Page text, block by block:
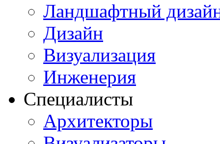
Ландшафтный
Дизайн
Визуализация
Инженерия
Специалисты
Архитекторы